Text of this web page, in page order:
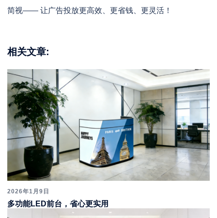
简视—— 让广告投放更高效、更省钱、更灵活！
相关文章:
2026年1月9日
多功能LED前台，省心更实用